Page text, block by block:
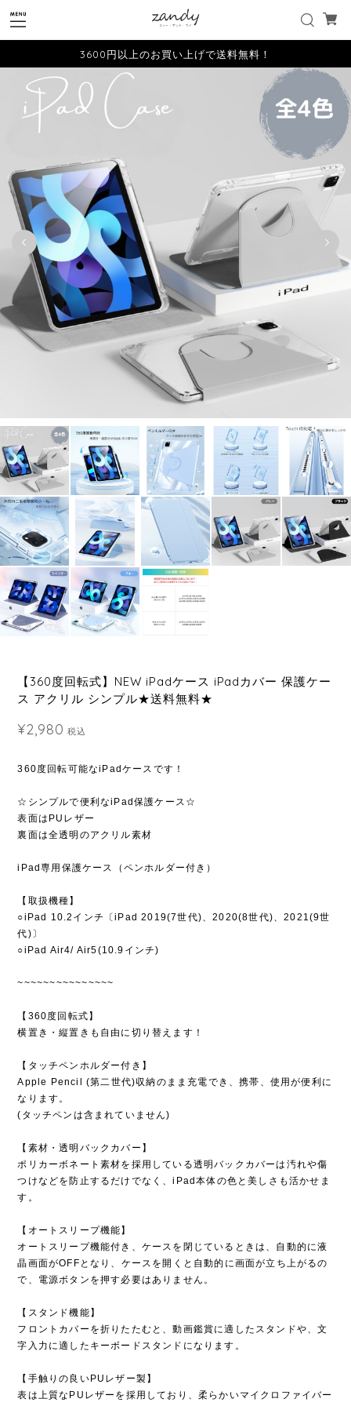
3600円以上のお買い上げで送料無料！
【360度回転式】NEW iPadケース iPadカバー 保護ケー
ス アクリル シンプル★送料無料★
¥2,980 税込
360度回転可能なiPadケースです！
☆シンプルで便利なiPad保護ケース☆
表面はPUレザー
裏面は全透明のアクリル素材
iPad専用保護ケース（ペンホルダー付き）
【取扱機種】
○iPad 10.2インチ〔iPad 2019(7世代)、2020(8世代)、2021(9世
代)〕
○iPad Air4/ Air5(10.9インチ)
~~~~~~~~~~~~~~~
【360度回転式】
横置き・縦置きも自由に切り替えます！
【タッチペンホルダー付き】
Apple Pencil (第二世代)収納のまま充電でき、携帯、使用が便利に
なります。
(タッチペンは含まれていません)
【素材・透明バックカバー】
ポリカーボネート素材を採用している透明バックカバーは汚れや傷
つけなどを防止するだけでなく、iPad本体の色と美しさも活かせま
す。
【オートスリープ機能】
オートスリープ機能付き、ケースを閉じているときは、自動的に液
晶画面がOFFとなり、ケースを開くと自動的に画面が立ち上がるの
で、電源ボタンを押す必要はありません。
【スタンド機能】
フロントカバーを折りたたむと、動画鑑賞に適したスタンドや、文
字入力に適したキーボードスタンドになります。
【手触りの良いPUレザー製】
表は上質なPUレザーを採用しており、柔らかいマイクロファイバー